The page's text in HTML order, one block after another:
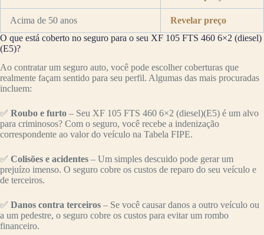
Acima de 50 anos
Revelar preço
O que está coberto no seguro para o seu XF 105 FTS 460 6×2 (diesel)
(E5)?
Ao contratar um seguro auto, você pode escolher coberturas que
realmente façam sentido para seu perfil. Algumas das mais procuradas
incluem:
✅ Roubo e furto – Seu XF 105 FTS 460 6×2 (diesel)(E5) é um alvo
para criminosos? Com o seguro, você recebe a indenização
correspondente ao valor do veículo na Tabela FIPE.
✅ Colisões e acidentes – Um simples descuido pode gerar um
prejuízo imenso. O seguro cobre os custos de reparo do seu veículo e
de terceiros.
✅ Danos contra terceiros – Se você causar danos a outro veículo ou
a um pedestre, o seguro cobre os custos para evitar um rombo
financeiro.